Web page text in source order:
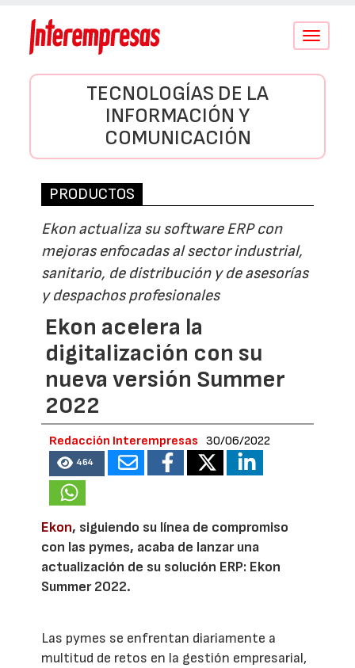
Conmutar
TECNOLOGÍAS DE LA
INFORMACIÓN Y
COMUNICACIÓN
PRODUCTOS
Ekon actualiza su software ERP con
mejoras enfocadas al sector industrial,
sanitario, de distribución y de asesorías
y despachos profesionales
Ekon acelera la
digitalización con su
nueva versión Summer
2022
Redacción Interempresas 30/06/2022
464
Ekon, siguiendo su línea de compromiso
con las pymes, acaba de lanzar una
actualización de su solución ERP: Ekon
Summer 2022.
Las pymes se enfrentan diariamente a
multitud de retos en la gestión empresarial,